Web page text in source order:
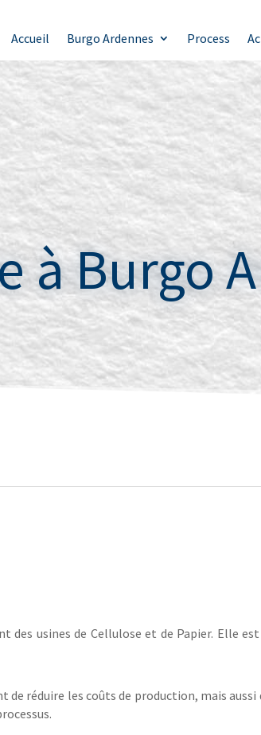
Accueil Burgo Ardennes Process
à Burgo
usines de Cellulose et de Papier. Elle est
de réduire les coûts de production, mais